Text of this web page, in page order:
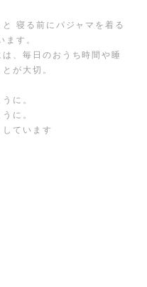
寝る前にパジャマを着る
す。
、毎日のおうち時間や睡
が大切。
に。
に。
ています